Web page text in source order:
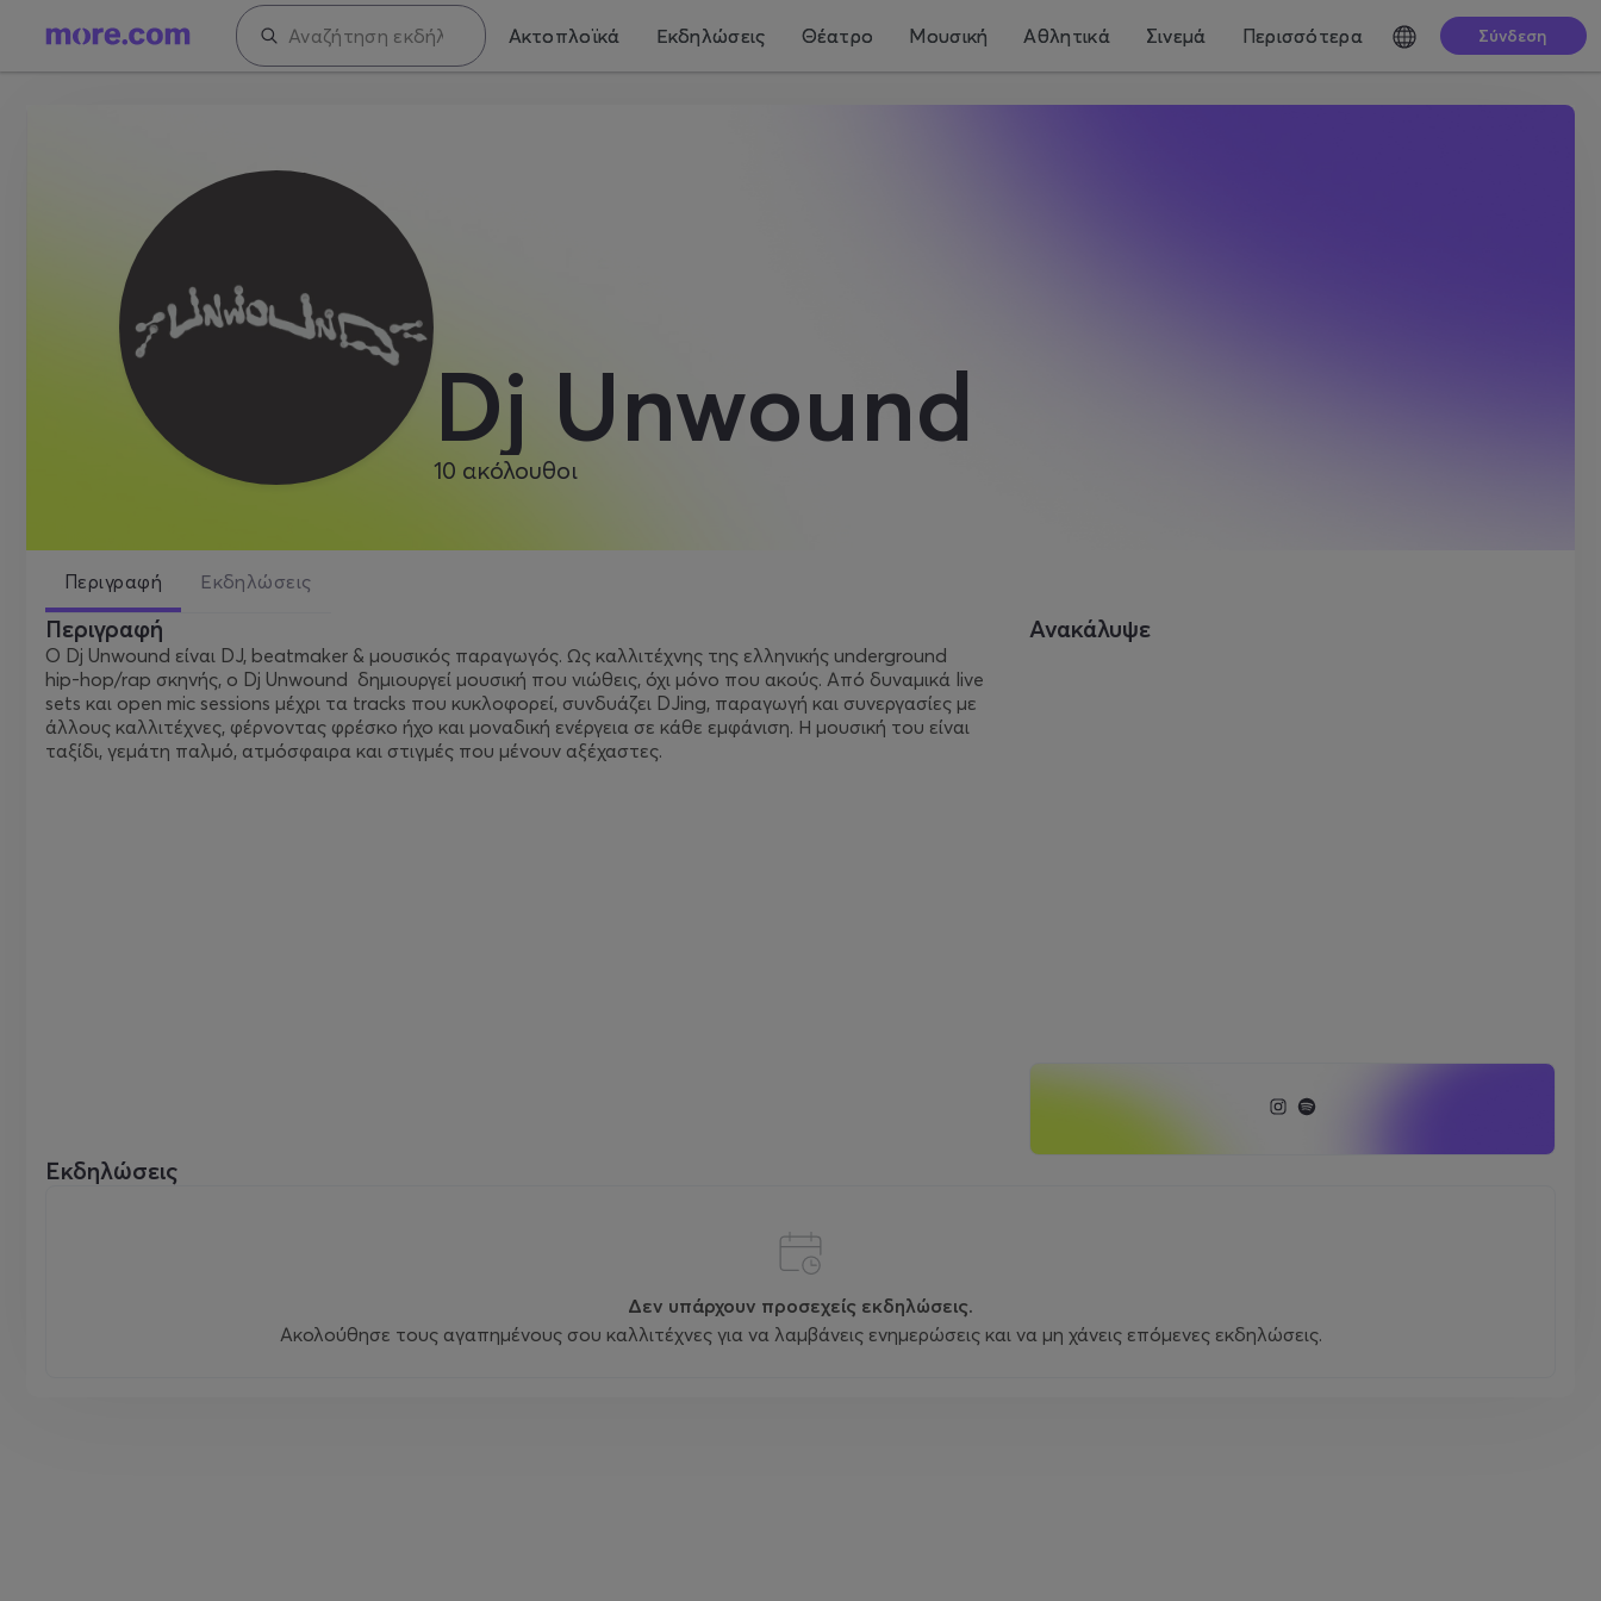
Ακτοπλοϊκά Εκδηλώσεις Θέατρο Μουσική Αθλητικά Σινεμά Περισσότερα Σύνδεση
Dj Unwound
10 ακόλουθοι
Περιγραφή Εκδηλώσεις
Περιγραφή
Ο Dj Unwound είναι DJ, beatmaker & μουσικός παραγωγός. Ως καλλιτέχνης της ελληνικής underground
hip‑hop/rap σκηνής, ο Dj Unwound δημιουργεί μουσική που νιώθεις, όχι μόνο που ακούς. Από δυναμικά live
sets και open mic sessions μέχρι τα tracks που κυκλοφορεί, συνδυάζει DJing, παραγωγή και συνεργασίες με
άλλους καλλιτέχνες, φέρνοντας φρέσκο ήχο και μοναδική ενέργεια σε κάθε εμφάνιση. Η μουσική του είναι
ταξίδι, γεμάτη παλμό, ατμόσφαιρα και στιγμές που μένουν αξέχαστες.
Ανακάλυψε
Εκδηλώσεις
Δεν υπάρχουν προσεχείς εκδηλώσεις.
Ακολούθησε τους αγαπημένους σου καλλιτέχνες για να λαμβάνεις ενημερώσεις και να μη χάνεις επόμενες εκδηλώσεις.